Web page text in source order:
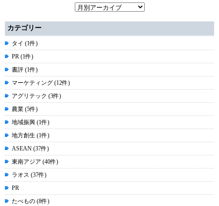
カテゴリー
タイ (1件)
PR (1件)
書評 (1件)
マーケティング (12件)
アグリテック (3件)
農業 (5件)
地域振興 (1件)
地方創生 (1件)
ASEAN (37件)
東南アジア (40件)
ラオス (37件)
PR
たべもの (8件)